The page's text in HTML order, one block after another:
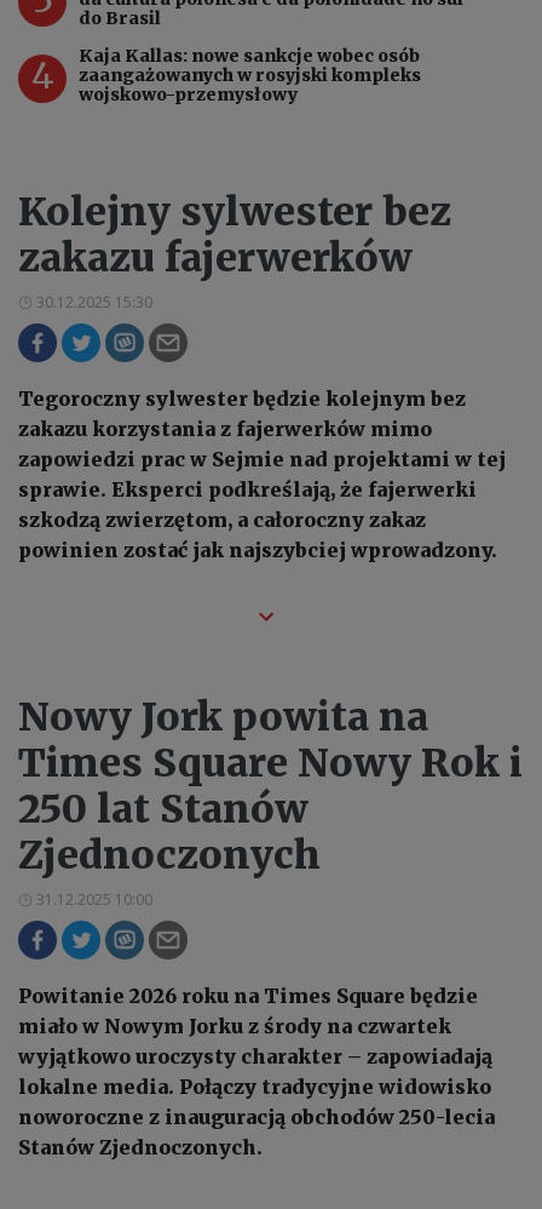
do Brasil
4
Kaja Kallas: nowe sankcje wobec osób
zaangażowanych w rosyjski kompleks
wojskowo-przemysłowy
Kolejny sylwester bez
zakazu fajerwerków
30.12.2025 15:30
Tegoroczny sylwester będzie kolejnym bez
zakazu korzystania z fajerwerków mimo
zapowiedzi prac w Sejmie nad projektami w tej
sprawie. Eksperci podkreślają, że fajerwerki
szkodzą zwierzętom, a całoroczny zakaz
powinien zostać jak najszybciej wprowadzony.
Nowy Jork powita na
Times Square Nowy Rok i
250 lat Stanów
Zjednoczonych
31.12.2025 10:00
Powitanie 2026 roku na Times Square będzie
miało w Nowym Jorku z środy na czwartek
wyjątkowo uroczysty charakter – zapowiadają
lokalne media. Połączy tradycyjne widowisko
noworoczne z inauguracją obchodów 250-lecia
Stanów Zjednoczonych.